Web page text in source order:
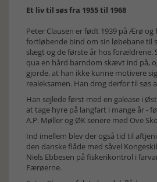
Et liv til søs fra 1955 til 1968
Peter Clausen er født 1939 på Ærø
fortløbende bind om sin løbebane til
slægt og de første år hos forældrene.
qua en hård barndom skævt ind på,
gjorde, at han ikke kunne motivere
realeksamen. Han drog derfor til søs
Han sejlede først med en galease i
at tage hyre på langfart i mange år -
A.P. Møller og ØK senere med Ove
Ind imellem blev der også tid til
den danske flåde med såvel
Niels Ebbesen på fiskerikontrol i
Færøerne.